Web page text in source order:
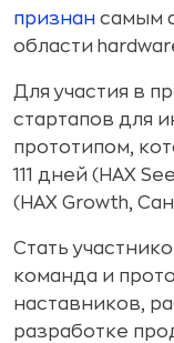
признан самым
области
Для участия в
стартапов для
прототипом,
111 дней (HAX
(HAX Growth,
Стать
команда и
наставников,
разработке